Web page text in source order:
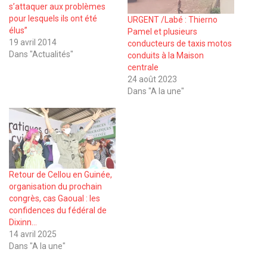
s’attaquer aux problèmes
pour lesquels ils ont été
élus’’
19 avril 2014
Dans "Actualités"
URGENT /Labé : Thierno
Pamel et plusieurs
conducteurs de taxis motos
conduits à la Maison
centrale
24 août 2023
Dans "A la une"
Retour de Cellou en Guinée,
organisation du prochain
congrès, cas Gaoual : les
confidences du fédéral de
Dixinn…
14 avril 2025
Dans "A la une"